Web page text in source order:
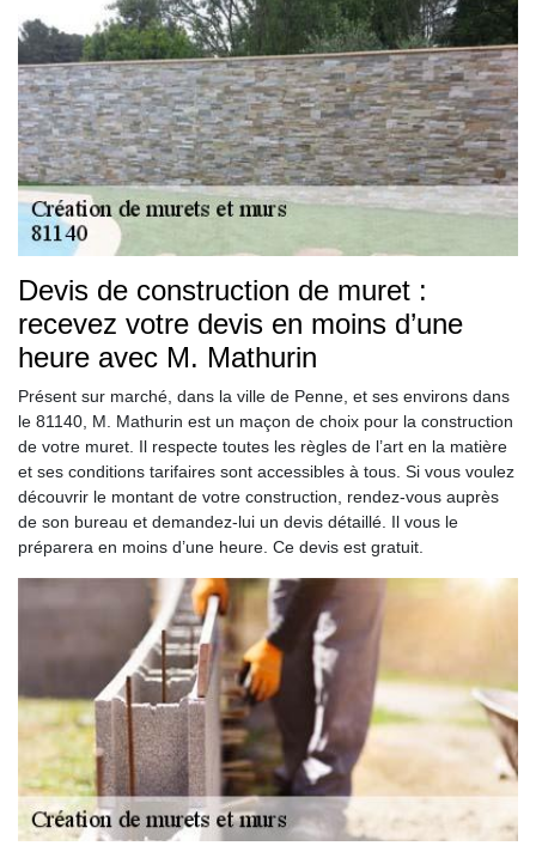
Devis de construction de muret :
recevez votre devis en moins d’une
heure avec M. Mathurin
Présent sur marché, dans la ville de Penne, et ses environs dans
le 81140, M. Mathurin est un maçon de choix pour la construction
de votre muret. Il respecte toutes les règles de l’art en la matière
et ses conditions tarifaires sont accessibles à tous. Si vous voulez
découvrir le montant de votre construction, rendez-vous auprès
de son bureau et demandez-lui un devis détaillé. Il vous le
préparera en moins d’une heure. Ce devis est gratuit.